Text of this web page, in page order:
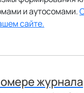
и аутосомами.
сайте.
журнала